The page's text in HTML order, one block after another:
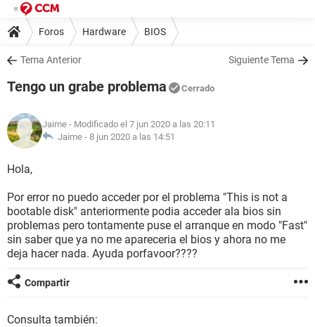
Foros Hardware BIOS
Tema Anterior Siguiente Tema
Tengo un grabe problema Cerrado
Jaime - Modificado el 7 jun 2020 a las 20:11
Jaime - 8 jun 2020 a las 14:51
Hola,
Por error no puedo acceder por el problema "This is not a
bootable disk" anteriormente podia acceder ala bios sin
problemas pero tontamente puse el arranque en modo "Fast"
sin saber que ya no me apareceria el bios y ahora no me
deja hacer nada. Ayuda porfavoor????
Compartir
Consulta también: